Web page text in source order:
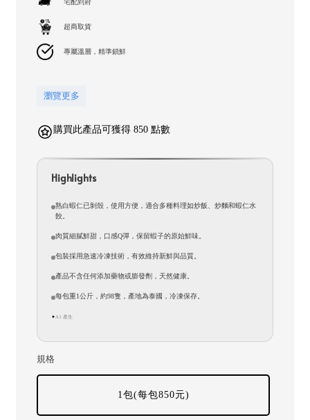
宅配到府
超商取貨
專屬溫層，精準鎖鮮
瀏覽更多
購買此產品可獲得 850 點數
Highlights
熟白蝦仁已剝殼，使用方便，適合多種料理如炒飯、炒麵和蝦仁水
餃。
肉質細膩鮮甜，口感Q彈，保留蝦子的原始鮮味。
包裝採用急速冷凍技術，有效維持新鮮與品質。
產品不含任何添加藥物或膨發劑，天然健康。
每包重1公斤，約98隻，產地為泰國，冷凍保存。
✦AI 產生
規格
1包(每包850元)